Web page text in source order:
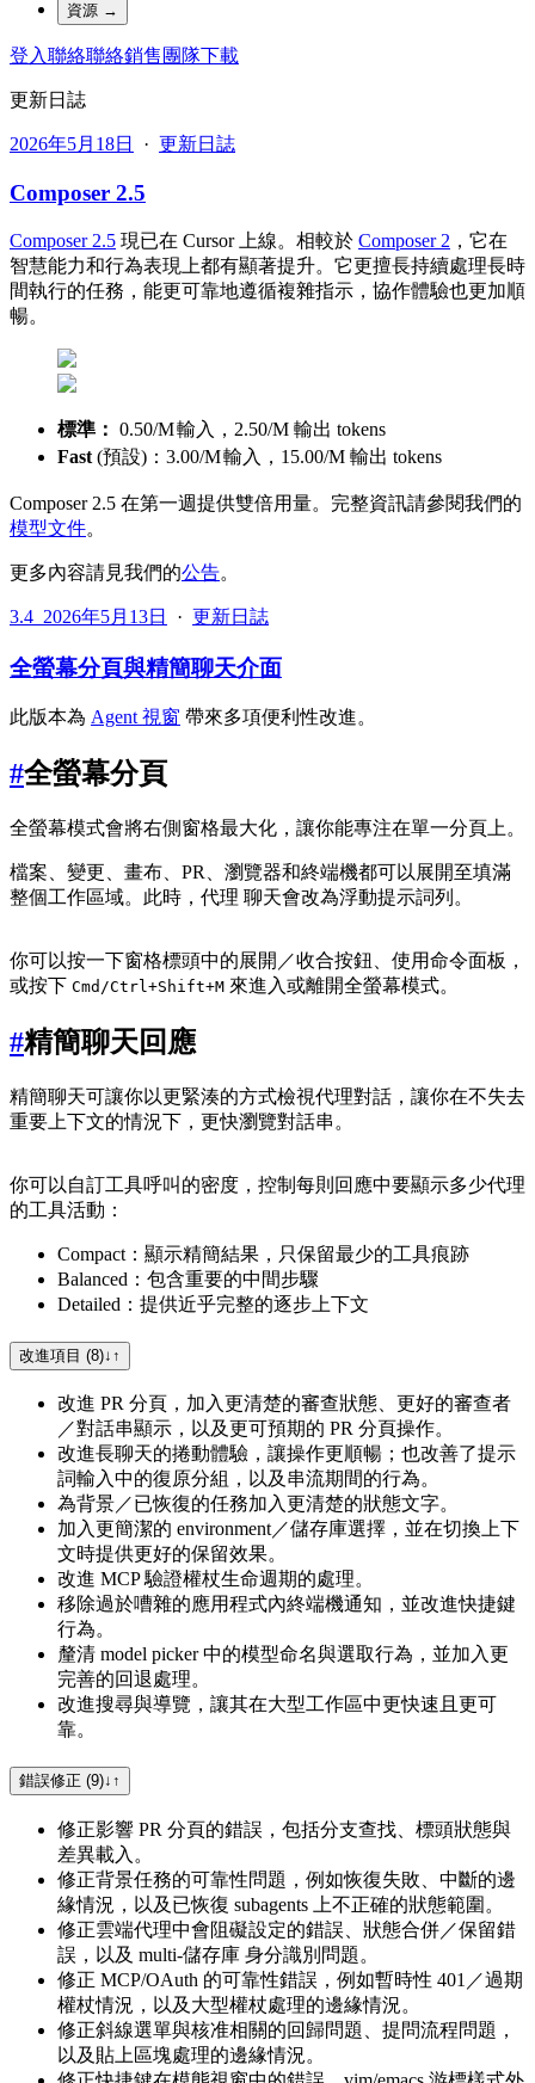
資源 →
登入聯絡聯絡銷售團隊下載
更新日誌
2026年5月18日 · 更新日誌
Composer 2.5
Composer 2.5 現已在 Cursor 上線。相較於 Composer 2 ，它在
智慧能力和行為表現上都有顯著提升。它更擅長持續處理長時
間執行的任務，能更可靠地遵循複雜指示，協作體驗也更加順
暢。
標準： 0.50/M輸入， 2.50/M 輸出 tokens
Fast (預設)： 3.00/M輸入， 15.00/M 輸出 tokens
Composer 2.5 在第一週提供雙倍用量。完整資訊請參閱我們的
模型文件。
更多內容請見我們的公告。
3.4 2026年5月13日 · 更新日誌
全螢幕分頁與精簡聊天介面
此版本為 Agent 視窗 帶來多項便利性改進。
#全螢幕分頁
全螢幕模式會將右側窗格最大化，讓你能專注在單一分頁上。
檔案、變更、畫布、PR、瀏覽器和終端機都可以展開至填滿
整個工作區域。此時，代理 聊天會改為浮動提示詞列。
你可以按一下窗格標頭中的展開／收合按鈕、使用命令面板，
或按下 Cmd/Ctrl+Shift+M 來進入或離開全螢幕模式。
#精簡聊天回應
精簡聊天可讓你以更緊湊的方式檢視代理對話，讓你在不失去
重要上下文的情況下，更快瀏覽對話串。
你可以自訂工具呼叫的密度，控制每則回應中要顯示多少代理
的工具活動：
Compact：顯示精簡結果，只保留最少的工具痕跡
Balanced：包含重要的中間步驟
Detailed：提供近乎完整的逐步上下文
改進項目 (8)↓ ↑
改進 PR 分頁，加入更清楚的審查狀態、更好的審查者
／對話串顯示，以及更可預期的 PR 分頁操作。
改進長聊天的捲動體驗，讓操作更順暢；也改善了提示
詞輸入中的復原分組，以及串流期間的行為。
為背景／已恢復的任務加入更清楚的狀態文字。
加入更簡潔的 environment／儲存庫選擇，並在切換上下
文時提供更好的保留效果。
改進 MCP 驗證權杖生命週期的處理。
移除過於嘈雜的應用程式內終端機通知，並改進快捷鍵
行為。
釐清 model picker 中的模型命名與選取行為，並加入更
完善的回退處理。
改進搜尋與導覽，讓其在大型工作區中更快速且更可
靠。
錯誤修正 (9)↓ ↑
修正影響 PR 分頁的錯誤，包括分支查找、標頭狀態與
差異載入。
修正背景任務的可靠性問題，例如恢復失敗、中斷的邊
緣情況，以及已恢復 subagents 上不正確的狀態範圍。
修正雲端代理中會阻礙設定的錯誤、狀態合併／保留錯
誤，以及 multi-儲存庫 身分識別問題。
修正 MCP/OAuth 的可靠性錯誤，例如暫時性 401／過期
權杖情況，以及大型權杖處理的邊緣情況。
修正斜線選單與核准相關的回歸問題、提問流程問題，
以及貼上區塊處理的邊緣情況。